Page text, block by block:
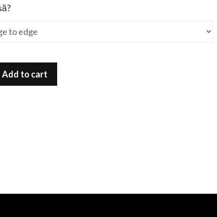
Add to cart